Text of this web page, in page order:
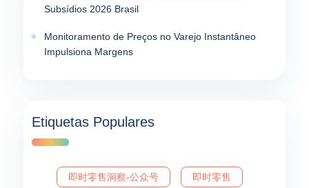
Subsídios 2026 Brasil
Monitoramento de Preços no Varejo Instantâneo
Impulsiona Margens
Etiquetas Populares
即时零售洞察-公众号 即时零售